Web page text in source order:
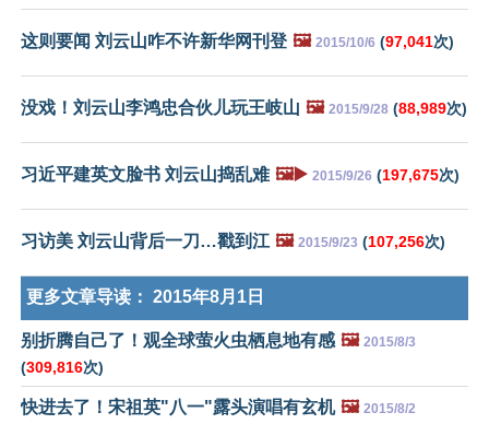
这则要闻 刘云山咋不许新华网刊登 🖼️ 2015/10/6 (97,041次)
没戏！刘云山李鸿忠合伙儿玩王岐山 🖼️ 2015/9/28 (88,989次)
习近平建英文脸书 刘云山捣乱难 🖼️▶️ 2015/9/26 (197,675次)
习访美 刘云山背后一刀…戳到江 🖼️ 2015/9/23 (107,256次)
更多文章导读： 2015年8月1日
别折腾自己了！观全球萤火虫栖息地有感 🖼️ 2015/8/3
(309,816次)
快进去了！宋祖英"八一"露头演唱有玄机 🖼️ 2015/8/2